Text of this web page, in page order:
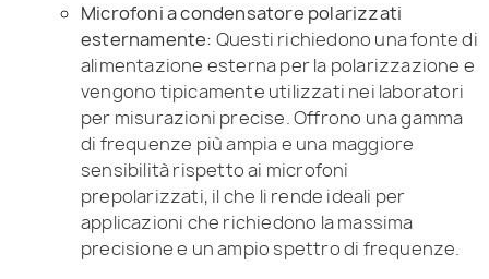
Microfoni a condensatore polarizzati
esternamente: Questi richiedono una fonte di
alimentazione esterna per la polarizzazione e
vengono tipicamente utilizzati nei laboratori
per misurazioni precise. Offrono una gamma
di frequenze più ampia e una maggiore
sensibilità rispetto ai microfoni
prepolarizzati, il che li rende ideali per
applicazioni che richiedono la massima
precisione e un ampio spettro di frequenze.